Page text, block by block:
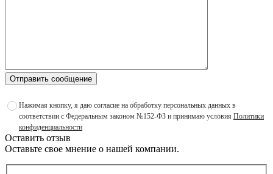
Отправить сообщение
Нажимая кнопку, я даю согласие на обработку персональных данных в
соответствии с Федеральным законом №152-ФЗ и принимаю условия Политики
конфиденциальности
Оставить отзыв
Оставьте свое мнение о нашей компании.